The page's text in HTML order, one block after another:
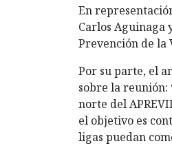
En
Carlos Aguinaga
Prevención de la
Por su parte, el
sobre la reunión:
norte del
el objetivo es
ligas puedan